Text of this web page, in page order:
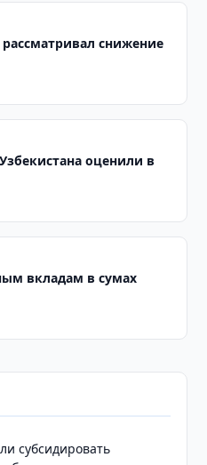
снижение
оценили в
вкладам в сумах
субсидировать